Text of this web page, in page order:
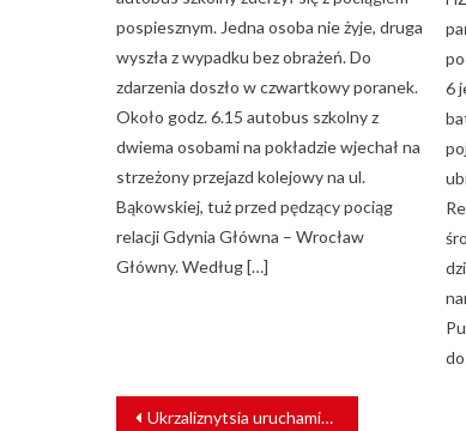
pospiesznym. Jedna osoba nie żyje, druga
wyszła z wypadku bez obrażeń. Do
zdarzenia doszło w czwartkowy poranek.
Około godz. 6.15 autobus szkolny z
dwiema osobami na pokładzie wjechał na
strzeżony przejazd kolejowy na ul.
Bąkowskiej, tuż przed pędzący pociąg
relacji Gdynia Główna – Wrocław
Główny. Według […]
6
NAWIGACJA
Ukrzaliznytsia uruchamia połączenie Lwów – Warszawa